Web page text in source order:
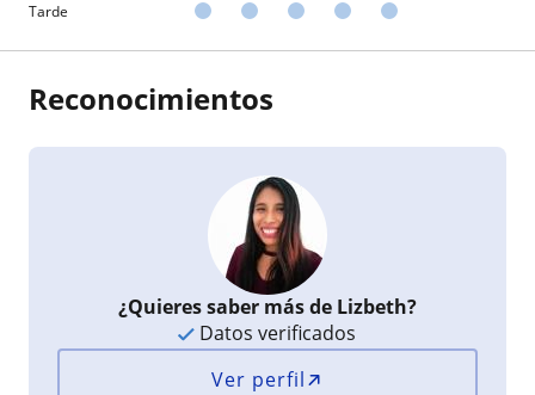
Tarde
Reconocimientos
¿Quieres saber más de Lizbeth?
Datos verificados
Ver perfil